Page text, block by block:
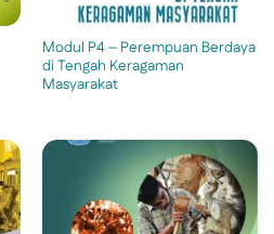
Modul P4 – Perempuan Berdaya
di Tengah Keragaman
Masyarakat